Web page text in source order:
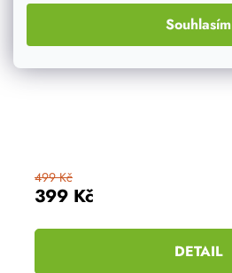
Souhlasím
399 Kč
499 Kč
DETAIL